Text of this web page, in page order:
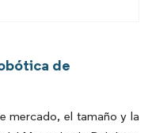
de
mercado, el tamaño y la